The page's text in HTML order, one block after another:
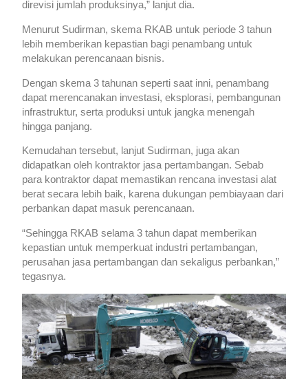
direvisi jumlah produksinya,” lanjut dia.
Menurut Sudirman, skema RKAB untuk periode 3 tahun
lebih memberikan kepastian bagi penambang untuk
melakukan perencanaan bisnis.
Dengan skema 3 tahunan seperti saat inni, penambang
dapat merencanakan investasi, eksplorasi, pembangunan
infrastruktur, serta produksi untuk jangka menengah
hingga panjang.
Kemudahan tersebut, lanjut Sudirman, juga akan
didapatkan oleh kontraktor jasa pertambangan. Sebab
para kontraktor dapat memastikan rencana investasi alat
berat secara lebih baik, karena dukungan pembiayaan dari
perbankan dapat masuk perencanaan.
“Sehingga RKAB selama 3 tahun dapat memberikan
kepastian untuk memperkuat industri pertambangan,
perusahan jasa pertambangan dan sekaligus perbankan,”
tegasnya.